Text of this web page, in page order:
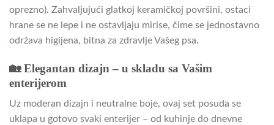
oprezno). Zahvaljujući glatkoj keramičkoj površini, ostaci
hrane se ne lepe i ne ostavljaju mirise, čime se jednostavno
održava higijena, bitna za zdravlje Vašeg psa.
🏡 Elegantan dizajn – u skladu sa Vašim
enterijerom
Uz moderan dizajn i neutralne boje, ovaj set posuda se
uklapa u gotovo svaki enterijer – od kuhinje do dnevne